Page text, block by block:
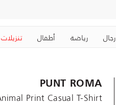
رجال رياضة ‏أطفال تنزيلات
PUNT ROMA
Print Casual T-Shirt